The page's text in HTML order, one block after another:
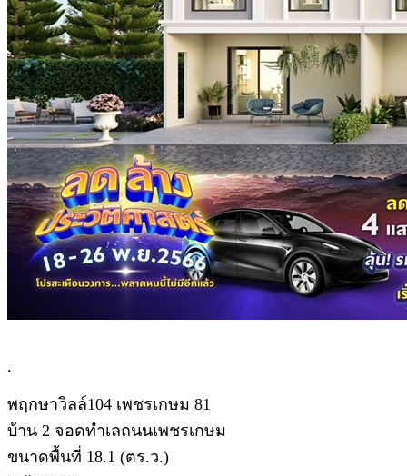
.
พฤกษาวิลล์104 เพชรเกษม 81
บ้าน 2 จอดทำเลถนนเพชรเกษม
ขนาดพื้นที่ 18.1 (ตร.ว.)